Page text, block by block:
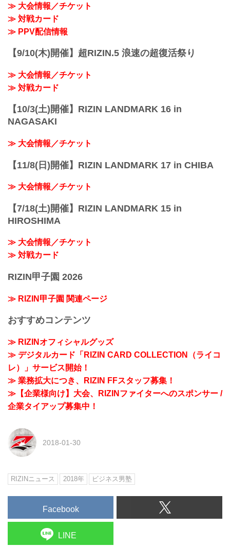
≫ 大会情報／チケット
≫ 対戦カード
≫ PPV配信情報
【9/10(木)開催】超RIZIN.5 浪速の超復活祭り
≫ 大会情報／チケット
≫ 対戦カード
【10/3(土)開催】RIZIN LANDMARK 16 in
NAGASAKI
≫ 大会情報／チケット
【11/8(日)開催】RIZIN LANDMARK 17 in CHIBA
≫ 大会情報／チケット
【7/18(土)開催】RIZIN LANDMARK 15 in
HIROSHIMA
≫ 大会情報／チケット
≫ 対戦カード
RIZIN甲子園 2026
≫ RIZIN甲子園 関連ページ
おすすめコンテンツ
≫ RIZINオフィシャルグッズ
≫ デジタルカード「RIZIN CARD COLLECTION（ライコ
レ）」サービス開始！
≫ 業務拡大につき、RIZIN FFスタッフ募集！
≫【企業様向け】大会、RIZINファイターへのスポンサー /
企業タイアップ募集中！
2018-01-30
RIZINニュース 2018年 ビジネス男塾
Facebook
LINE